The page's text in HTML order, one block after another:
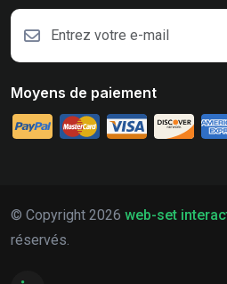
Moyens de paiement
© Copyright 2026 web-set
réservés.